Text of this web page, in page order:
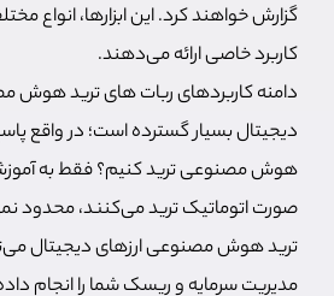
گزارش خواهند کرد. این ابزارها، انواع
کاربرد خاصی ارائه می‌دهند.
دامنه کاربردهای ربات های ترید هوش
دیجیتال بسیار گسترده است؛ در واقع
هوش مصنوعی ترید کنیم؟ فقط به
صورت اتوماتیک ترید می‌کنند، محدود
ترید هوش مصنوعی ارزهای دیجیتال
مدیریت سرمایه و ریسک شما را انجام